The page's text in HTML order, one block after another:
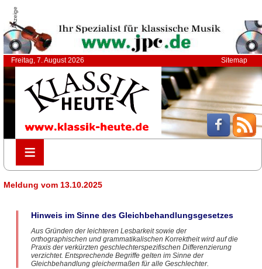
Anzeige
Freitag, 7. August 2026 Sitemap
≡
≡
Meldung vom 13.10.2025
Hinweis im Sinne des Gleichbehandlungsgesetzes
Aus Gründen der leichteren Lesbarkeit sowie der
orthographischen und grammatikalischen Korrektheit wird auf die
Praxis der verkürzten geschlechterspezifischen Differenzierung
verzichtet. Entsprechende Begriffe gelten im Sinne der
Gleichbehandlung gleichermaßen für alle Geschlechter.